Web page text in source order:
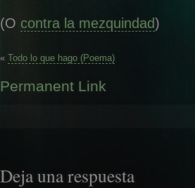
(O contra la mezquindad)
« Todo lo que hago (Poema)
Permanent Link
Deja una respuesta